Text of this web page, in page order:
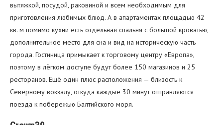
вытяжкой, посудой, раковиной и всем необходимым для
приготовления любимых блюд. А в апартаментах площадью 42
кв. м помимо кухни есть отдельная спальня с большой кроватью,
дополнительное место для сна и вид на историческую часть
города. Гостиница примыкает к торговому центру «Европа»,
поэтому в лёгком доступе будут более 150 магазинов и 25
ресторанов. Ещё один плюс расположения — близость к
Северному вокзалу, откуда каждые 30 минут отправляются
поезда к побережью Балтийского моря.